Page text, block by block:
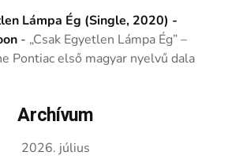
Lámpa Ég (Single, 2020) -
- „Csak Egyetlen Lámpa Ég” –
Pontiac első magyar nyelvű dala
Archívum
2026. július